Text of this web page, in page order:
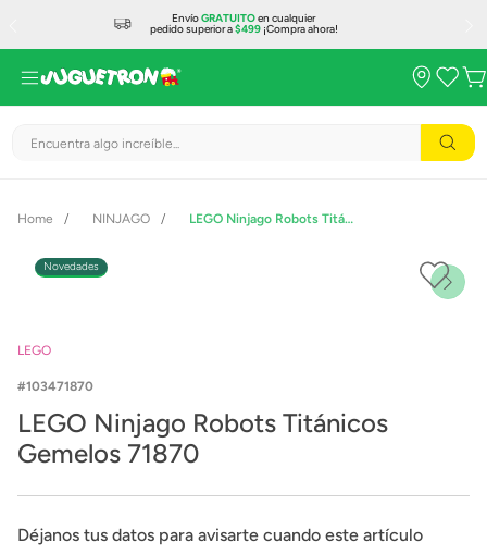
EnvíoGRATUITOen cualquier
pedido superior a$499¡Compra ahora!
Encuentra algo increíble...
NINJAGO LEGO Ninjago Robots Titánicos Gemelos 71870
Novedades
LEGO
103471870
LEGO Ninjago Robots Titánicos
Gemelos 71870
Déjanos tus datos para avisarte cuando este artículo